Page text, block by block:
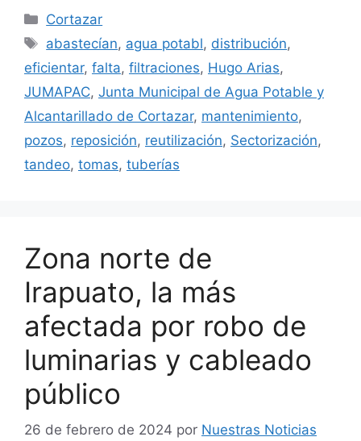
Categorías
Cortazar
Etiquetas
abastecían, agua potabl, distribución,
eficientar, falta, filtraciones, Hugo Arias,
JUMAPAC, Junta Municipal de Agua Potable y
Alcantarillado de Cortazar, mantenimiento,
pozos, reposición, reutilización, Sectorización,
tandeo, tomas, tuberías
Zona norte de
Irapuato, la más
afectada por robo de
luminarias y cableado
público
26 de febrero de 2024 por Nuestras Noticias